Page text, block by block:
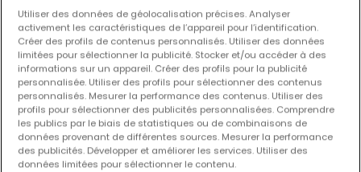
87 m² 1
EXCLUSIVITÉ ATHOME
Utiliser des données de géolocalisation précises. Analyser
activement les caractéristiques de l’appareil pour l’identification.
Créer des profils de contenus personnalisés. Utiliser des données
limitées pour sélectionner la publicité. Stocker et/ou accéder à des
informations sur un appareil. Créer des profils pour la publicité
personnalisée. Utiliser des profils pour sélectionner des contenus
personnalisés. Mesurer la performance des contenus. Utiliser des
profils pour sélectionner des publicités personnalisées. Comprendre
les publics par le biais de statistiques ou de combinaisons de
données provenant de différentes sources. Mesurer la performance
des publicités. Développer et améliorer les services. Utiliser des
données limitées pour sélectionner le contenu.